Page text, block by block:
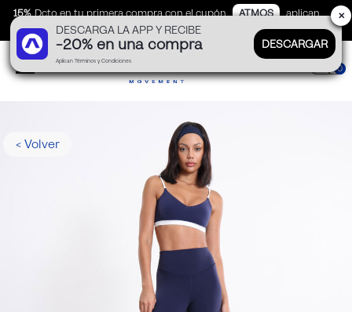
15% Dcto en tu primera compra con el cupón ATMOS
aplican
TyC
0
< Volver
DESCARGA LA APP Y RECIBE
-20% en una compra
Aplican Términos y Condiciones
DESCARGAR
✕